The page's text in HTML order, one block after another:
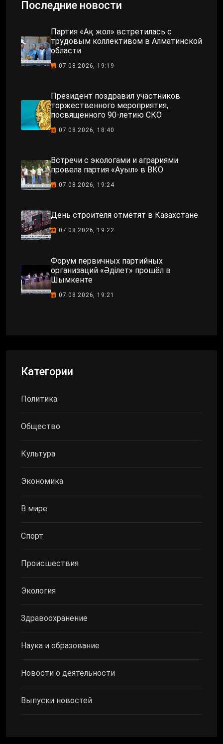
Последние новости
Партия «Ақ жол» встретилась с
трудовым коллективом в Алматинской
области
07.08.2026, 19:19
Президент поздравил участников
торжественного мероприятия,
посвященного 90-летию СКО
07.08.2026, 18:40
Встречи с экологами и аграриями
провела партия «Ауыл» в ВКО
07.08.2026, 19:24
День строителя отметят в Казахстане
07.08.2026, 19:22
Форум первичных партийных
организаций «Әділет» прошёл в
Шымкенте
07.08.2026, 19:21
Категории
Политика
Общество
Культура
Экономика
В мире
Спорт
Происшествия
Экология
Здравоохранение
Наука и образование
Новости о деятельности
Выпуски новостей